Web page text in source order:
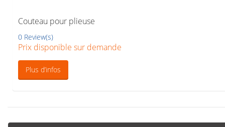
Couteau pour plieuse
0 Review(s)
Prix disponible sur demande
Plus d’infos